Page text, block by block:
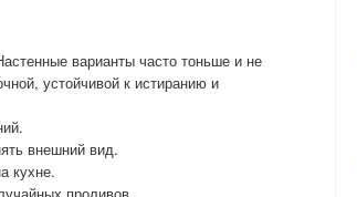
варианты часто тоньше и не
устойчивой к истиранию и
внешний вид.
кухне.